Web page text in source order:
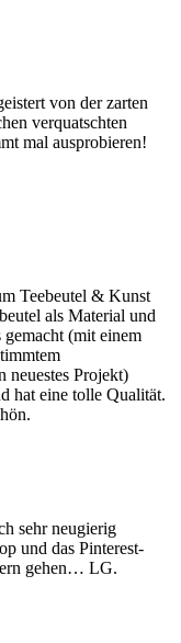
von der zarten
verquatschten
mal ausprobieren!
Teebeutel & Kunst
als Material und
gemacht (mit einem
neuestes Projekt)
hat eine tolle Qualität.
sehr neugierig
und das Pinterest-
gehen… LG.